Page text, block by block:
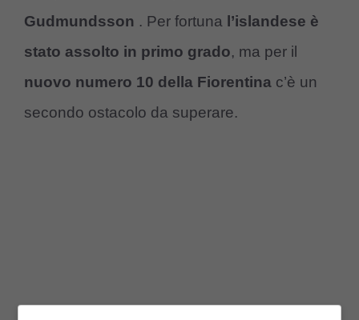
Gudmundsson . Per fortuna l’islandese è
stato assolto in primo grado, ma per il
nuovo numero 10 della Fiorentina c’è un
secondo ostacolo da superare.